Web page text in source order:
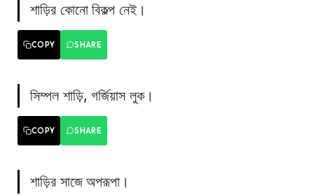
শাড়ির কোনো বিকল্প নেই।
COPY SHARE
সিম্পল শাড়ি, গর্জিয়াস লুক।
COPY SHARE
শাড়ির সাজে অপরূপা।